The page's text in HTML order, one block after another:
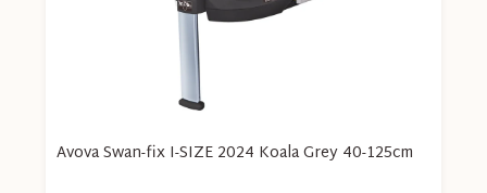
Avova Swan-fix I-SIZE 2024 Koala Grey 40-125cm